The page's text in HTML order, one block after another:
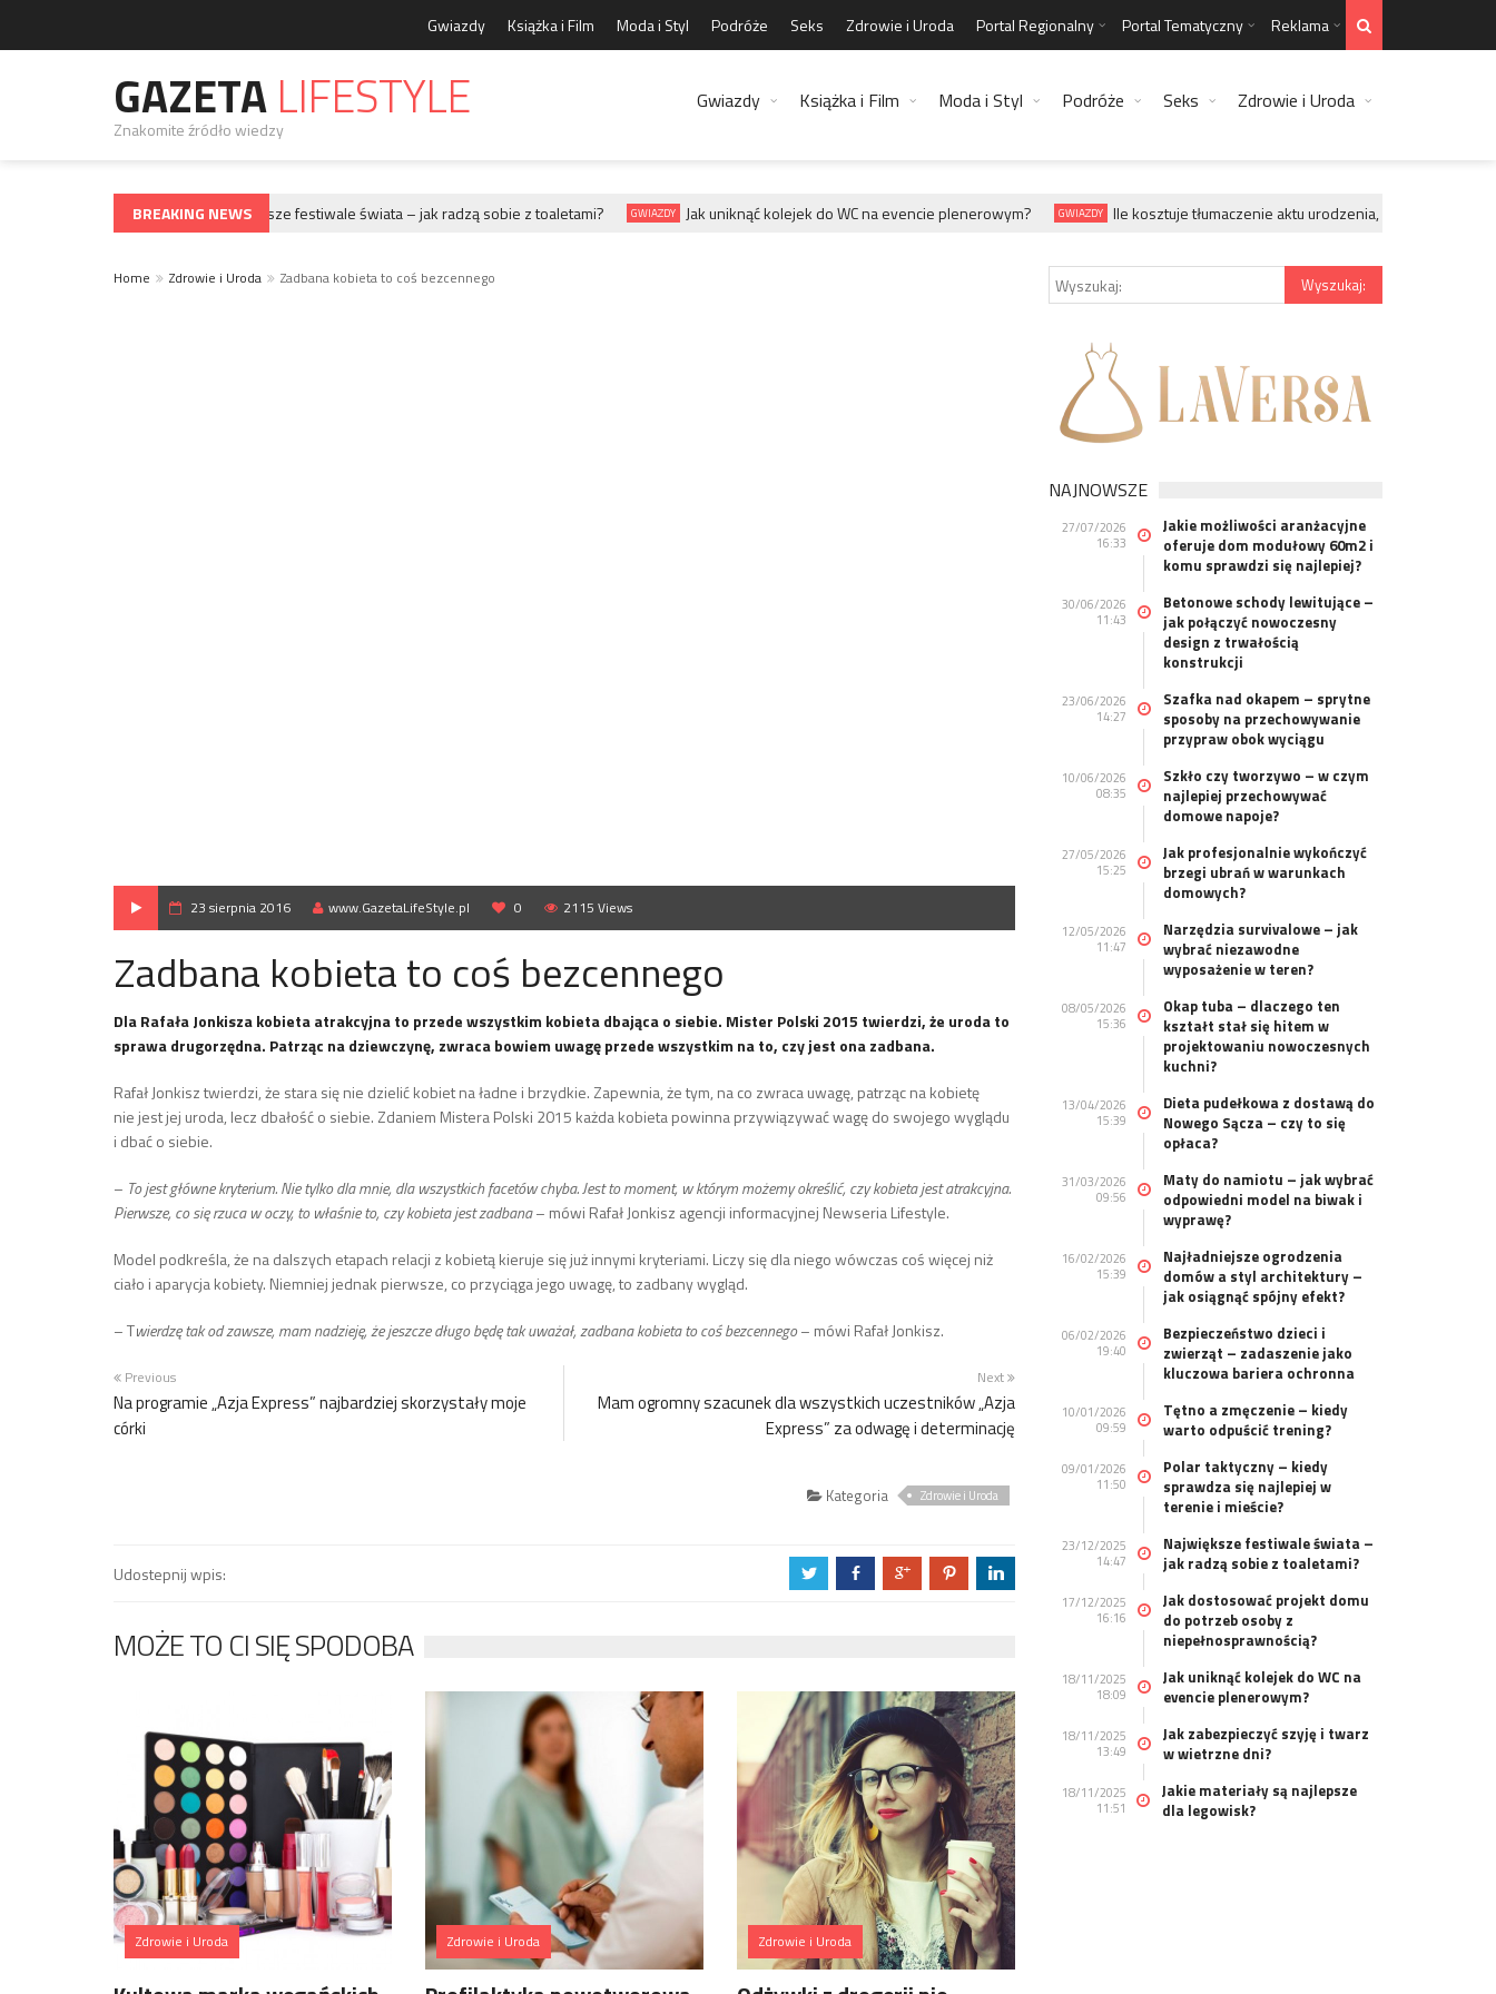
Gwiazdy Książka i Film Moda i Styl Podróże Seks Zdrowie i Uroda Portal Regionalny Portal Tematyczny Reklama
GAZETALIFESTYLE
Znakomite źródło wiedzy
Gwiazdy Książka i Film Moda i Styl Podróże Seks Zdrowie i Uroda
BREAKING NEWS
GWIAZDY Największe festiwale świata – jak radzą sobie z toaletami? GWIAZDY Jak uniknąć kolejek do WC na evencie plenerowym? GWIAZDY Ile kosztuje tłumaczenie aktu urodzenia, małżeństwa,
Home Zdrowie i Uroda Zadbana kobieta to coś bezcennego
23 sierpnia 2016 www.GazetaLifeStyle.pl 0 2115 Views
Zadbana kobieta to coś bezcennego
Dla Rafała Jonkisza kobieta atrakcyjna to przede wszystkim kobieta dbająca o siebie. Mister Polski 2015 twierdzi, że uroda to
sprawa drugorzędna. Patrząc na dziewczynę, zwraca bowiem uwagę przede wszystkim na to, czy jest ona zadbana.
Rafał Jonkisz twierdzi, że stara się nie dzielić kobiet na ładne i brzydkie. Zapewnia, że tym, na co zwraca uwagę, patrząc na kobietę
nie jest jej uroda, lecz dbałość o siebie. Zdaniem Mistera Polski 2015 każda kobieta powinna przywiązywać wagę do swojego wyglądu
i dbać o siebie.
– To jest główne kryterium. Nie tylko dla mnie, dla wszystkich facetów chyba. Jest to moment, w którym możemy określić, czy kobieta jest atrakcyjna.
Pierwsze, co się rzuca w oczy, to właśnie to, czy kobieta jest zadbana– mówi Rafał Jonkisz agencji informacyjnej Newseria Lifestyle.
Model podkreśla, że na dalszych etapach relacji z kobietą kieruje się już innymi kryteriami. Liczy się dla niego wówczas coś więcej niż
ciało i aparycja kobiety. Niemniej jednak pierwsze, co przyciąga jego uwagę, to zadbany wygląd.
– Twierdzę tak od zawsze, mam nadzieję, że jeszcze długo będę tak uważał, zadbana kobieta to coś bezcennego– mówi Rafał Jonkisz.
Previous
Na programie „Azja Express” najbardziej skorzystały moje
córki
Next
Mam ogromny szacunek dla wszystkich uczestników „Azja
Express” za odwagę i determinację
Kategoria Zdrowie i Uroda
Udostepnij wpis: a b c d j
MOŻE TO CI SIĘ SPODOBA
Zdrowie i Uroda Zdrowie i Uroda Zdrowie i Uroda
NAJNOWSZE
27/07/2026
16:33
Jakie możliwości aranżacyjne
oferuje dom modułowy 60m2 i
komu sprawdzi się najlepiej?
30/06/2026
11:43
Betonowe schody lewitujące –
jak połączyć nowoczesny
design z trwałością
konstrukcji
23/06/2026
14:27
Szafka nad okapem – sprytne
sposoby na przechowywanie
przypraw obok wyciągu
10/06/2026
08:35
Szkło czy tworzywo – w czym
najlepiej przechowywać
domowe napoje?
27/05/2026
15:25
Jak profesjonalnie wykończyć
brzegi ubrań w warunkach
domowych?
12/05/2026
11:47
Narzędzia survivalowe – jak
wybrać niezawodne
wyposażenie w teren?
08/05/2026
15:36
Okap tuba – dlaczego ten
kształt stał się hitem w
projektowaniu nowoczesnych
kuchni?
13/04/2026
15:39
Dieta pudełkowa z dostawą do
Nowego Sącza – czy to się
opłaca?
31/03/2026
09:56
Maty do namiotu – jak wybrać
odpowiedni model na biwak i
wyprawę?
16/02/2026
15:39
Najładniejsze ogrodzenia
domów a styl architektury –
jak osiągnąć spójny efekt?
06/02/2026
19:40
Bezpieczeństwo dzieci i
zwierząt – zadaszenie jako
kluczowa bariera ochronna
10/01/2026
09:59
Tętno a zmęczenie – kiedy
warto odpuścić trening?
09/01/2026
11:50
Polar taktyczny – kiedy
sprawdza się najlepiej w
terenie i mieście?
23/12/2025
14:47
Największe festiwale świata –
jak radzą sobie z toaletami?
17/12/2025
16:16
Jak dostosować projekt domu
do potrzeb osoby z
niepełnosprawnością?
18/11/2025
18:09
Jak uniknąć kolejek do WC na
evencie plenerowym?
18/11/2025
13:49
Jak zabezpieczyć szyję i twarz
w wietrzne dni?
18/11/2025
11:51
Jakie materiały są najlepsze
dla legowisk?